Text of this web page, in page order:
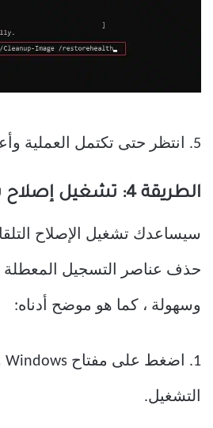
5. انتظر حتى تكتمل العملية وأعد تشغيل الكمبيوتر.
الطريقة 4: تشغيل إصلاح بدء التشغيل
سيساعدك تشغيل الإصلاح
حذف عناصر التسجيل
وسهولة ، كما هو موضح أدناه:
التشغيل.